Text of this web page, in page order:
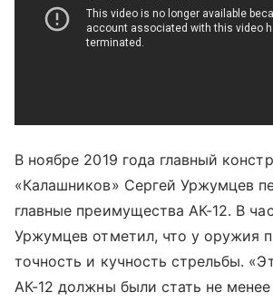
В ноябре 2019 года главный
«Калашников» Сергей Уржумцев
главные преимущества АК-12. В
Уржумцев отметил, что у оружия
точность и кучность стрельбы.
АК-12 должны были стать не